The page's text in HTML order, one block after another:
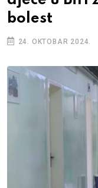
bolest
24. OKTOBAR 2024.